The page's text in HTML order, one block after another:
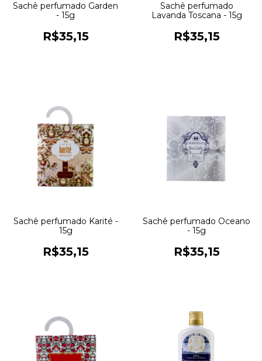
Sachê perfumado Garden
- 15g
R$35,15
Sachê perfumado
Lavanda Toscana - 15g
R$35,15
Sachê perfumado Karité -
15g
R$35,15
Sachê perfumado Oceano
- 15g
R$35,15